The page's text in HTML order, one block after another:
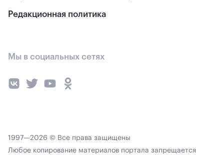
Редакционная политика
Мы в социальных сетях
1997—2026 © Все права защищены
Любое копирование материалов портала запрещается